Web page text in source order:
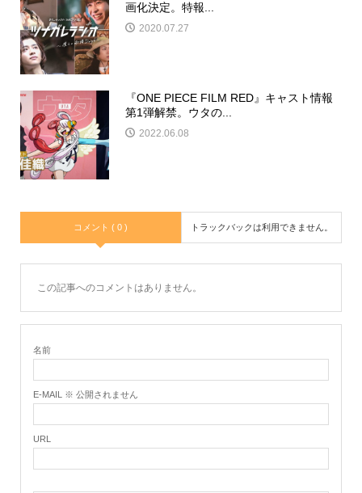
画化決定。特報...
2020.07.27
『ONE PIECE FILM RED』キャスト情報
第1弾解禁。ウタの...
2022.06.08
コメント ( 0 ) トラックバックは利用できません。
この記事へのコメントはありません。
名前
E-MAIL ※ 公開されません
URL